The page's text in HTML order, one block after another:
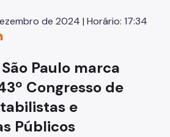
de 2024 | Horário: 17:34
Paulo marca
Congresso de
e
Públicos